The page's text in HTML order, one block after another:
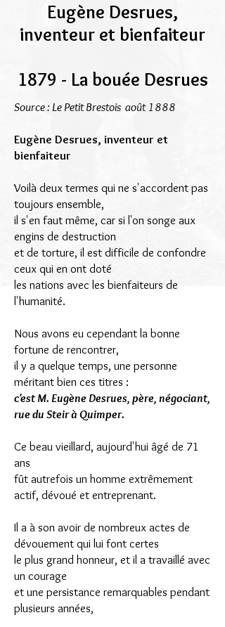
Eugène Desrues,
inventeur et bienfaiteur
1879 - La bouée Desrues
Source : Le Petit Brestois août 1888
Eugène Desrues, inventeur et
bienfaiteur
Voilà deux termes qui ne s'accordent pas
toujours ensemble,
il s'en faut même, car si l'on songe aux
engins de destruction
et de torture, il est difficile de confondre
ceux qui en ont doté
les nations avec les bienfaiteurs de
l'humanité.
Nous avons eu cependant la bonne
fortune de rencontrer,
il y a quelque temps, une personne
méritant bien ces titres :
c'est M. Eugène Desrues, père, négociant,
rue du Steir à Quimper.
Ce beau vieillard, aujourd'hui âgé de 71
ans
fût autrefois un homme extrêmement
actif, dévoué et entreprenant.
Il a à son avoir de nombreux actes de
dévouement qui lui font certes
le plus grand honneur, et il a travaillé avec
un courage
et une persistance remarquables pendant
plusieurs années,